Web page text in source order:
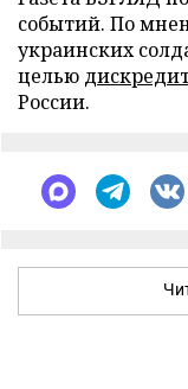
событий. По
украинских
целью
России.